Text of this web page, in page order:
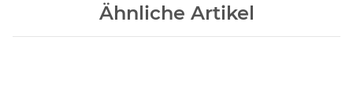
Ähnliche Artikel